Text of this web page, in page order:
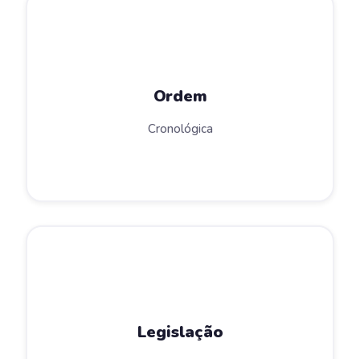
Ordem
Cronológica
Legislação